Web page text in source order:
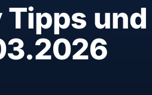
Tipps und